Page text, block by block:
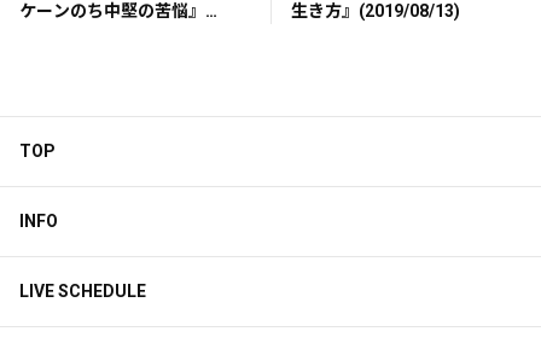
ケーンのち中堅の苦悩』
生き方』(2019/08/13)
TOP
INFO
LIVE SCHEDULE